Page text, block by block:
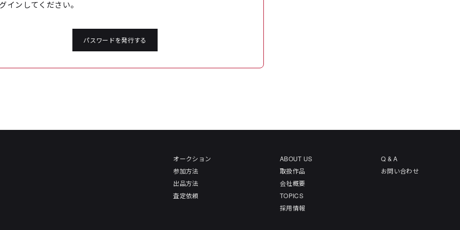
インしてください。
パスワードを発行する
オークション
参加方法
出品方法
査定依頼
ABOUT US
取扱作品
会社概要
TOPICS
採用情報
Q & A
お問い合わせ